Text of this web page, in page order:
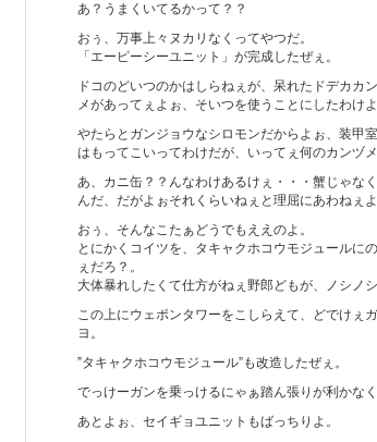
あ？うまくいてるかって？？
おぅ、万事上々ヌカリなくってやつだ。
「エーピーシーユニット」が完成したぜぇ。
ドコのどいつのかはしらねぇが、呆れたドデカカ
メがあってぇよぉ、そいつを使うことにしたわけよ
やたらとガンジョウなシロモンだからよぉ、装甲
はもってこいってわけだが、いってぇ何のカンヅ
あ、カニ缶？？んなわけあるけぇ・・・蟹じゃな
んだ、だがよぉそれくらいねぇと理屈にあわねぇよ
おぅ、そんなこたぁどうでもええのよ。
とにかくコイツを、タキャクホコウモジュールに
ぇだろ？。
大体暴れしたくて仕方がねぇ野郎どもが、ノシノ
この上にウェポンタワーをこしらえて、どでけぇ
ヨ。
”タキャクホコウモジュール”も改造したぜぇ。
でっけーガンを乗っけるにゃぁ踏ん張りが利かな
あとよぉ、セイギョユニットもばっちりよ。